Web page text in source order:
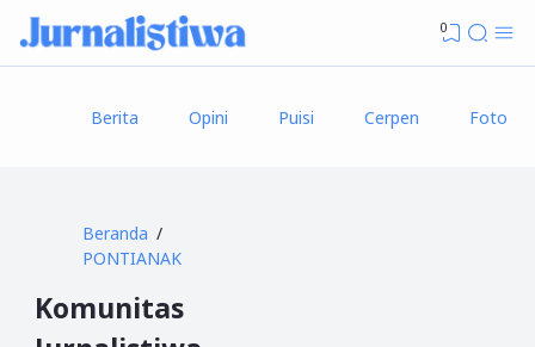
0
Berita Opini Puisi Cerpen Foto
Beranda
PONTIANAK
Komunitas